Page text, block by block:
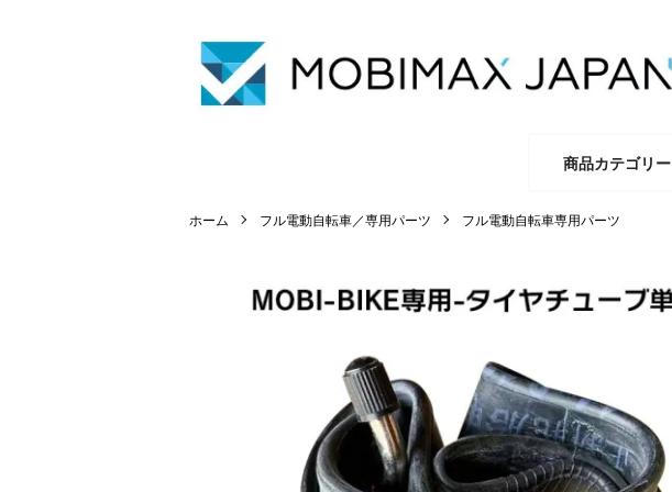
商品カテゴリー
ホーム フル電動自転車／専用パーツ フル電動自転車専用パーツ